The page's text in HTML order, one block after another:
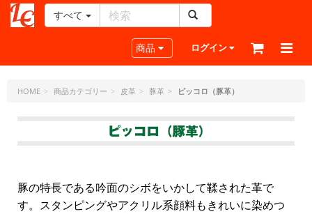
ー
ラ
ジ
ェ
ー
すべて
Toggle navigation
商品 ログイン
HOME 商品カテゴリー 皮革 豚革 ピッコロ（豚革）
豚の特長である吟面のシボをいかして鞣された革で
す。スタンピングやアクリル系顔料もきれいに染めつ